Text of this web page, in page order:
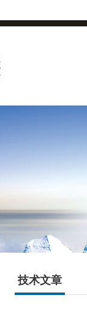
技术文章